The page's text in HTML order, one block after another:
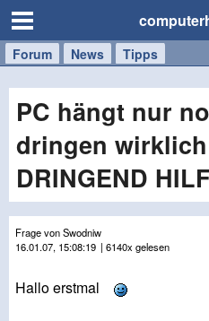
Forum News Tipps
Handy
Tablet
Windows
Mac
PC hängt nur
dringen
DRINGEND
Frage von Swodniw
16.01.07, 15:08:19 | 6140x gelesen
Hallo erstmal